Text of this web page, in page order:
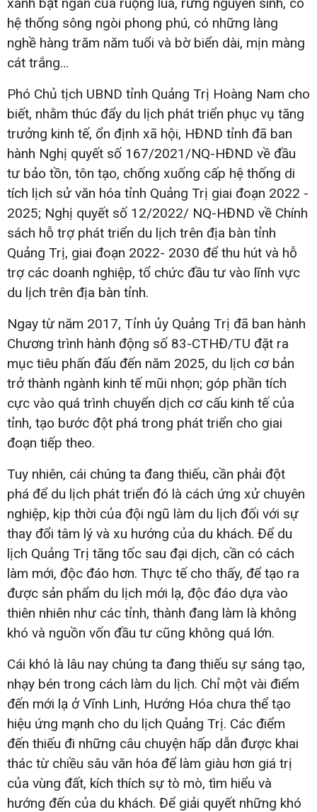
hệ thống sông ngòi phong phú, có những làng
nghề hàng trăm năm tuổi và bờ biển dài, mịn màng
cát trắng…
Phó Chủ tịch UBND tỉnh Quảng Trị Hoàng Nam cho
biết, nhằm thúc đẩy du lịch phát triển phục vụ tăng
trưởng kinh tế, ổn định xã hội, HĐND tỉnh đã ban
hành Nghị quyết số 167/2021/NQ-HĐND về đầu
tư bảo tồn, tôn tạo, chống xuống cấp hệ thống di
tích lịch sử văn hóa tỉnh Quảng Trị giai đoạn 2022 -
2025; Nghị quyết số 12/2022/ NQ-HĐND về Chính
sách hỗ trợ phát triển du lịch trên địa bàn tỉnh
Quảng Trị, giai đoạn 2022- 2030 để thu hút và hỗ
trợ các doanh nghiệp, tổ chức đầu tư vào lĩnh vực
du lịch trên địa bàn tỉnh.
Ngay từ năm 2017, Tỉnh ủy Quảng Trị đã ban hành
Chương trình hành động số 83-CTHĐ/TU đặt ra
mục tiêu phấn đấu đến năm 2025, du lịch cơ bản
trở thành ngành kinh tế mũi nhọn; góp phần tích
cực vào quá trình chuyển dịch cơ cấu kinh tế của
tỉnh, tạo bước đột phá trong phát triển cho giai
đoạn tiếp theo.
Tuy nhiên, cái chúng ta đang thiếu, cần phải đột
phá để du lịch phát triển đó là cách ứng xử chuyên
nghiệp, kịp thời của đội ngũ làm du lịch đối với sự
thay đổi tâm lý và xu hướng của du khách. Để du
lịch Quảng Trị tăng tốc sau đại dịch, cần có cách
làm mới, độc đáo hơn. Thực tế cho thấy, để tạo ra
được sản phẩm du lịch mới lạ, độc đáo dựa vào
thiên nhiên như các tỉnh, thành đang làm là không
khó và nguồn vốn đầu tư cũng không quá lớn.
Cái khó là lâu nay chúng ta đang thiếu sự sáng tạo,
nhạy bén trong cách làm du lịch. Chỉ một vài điểm
đến mới lạ ở Vĩnh Linh, Hướng Hóa chưa thể tạo
hiệu ứng mạnh cho du lịch Quảng Trị. Các điểm
đến thiếu đi những câu chuyện hấp dẫn được khai
thác từ chiều sâu văn hóa để làm giàu hơn giá trị
của vùng đất, kích thích sự tò mò, tìm hiểu và
hướng đến của du khách. Để giải quyết những khó